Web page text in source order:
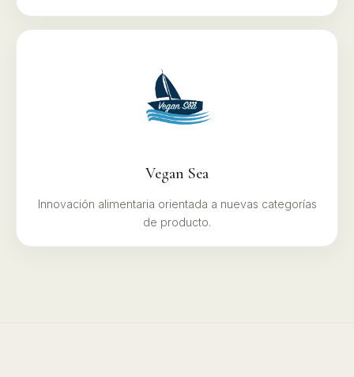
Vegan Sea
Innovación alimentaria orientada a nuevas categorías
de producto.